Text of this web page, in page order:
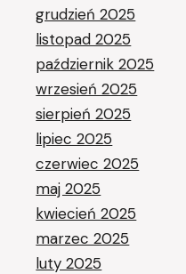
grudzień 2025
listopad 2025
październik 2025
wrzesień 2025
sierpień 2025
lipiec 2025
czerwiec 2025
maj 2025
kwiecień 2025
marzec 2025
luty 2025